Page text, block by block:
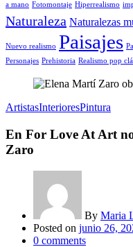
a mano Fotomontaje Hiperrealismo
Naturaleza Naturalezas
Nuevo realismo Paisajes
Personajes Prehistoria Realismo pop
ArtistasInterioresPintura
En For Love At Art
Zaro
By Maria
Posted on junio 26,
0 comments